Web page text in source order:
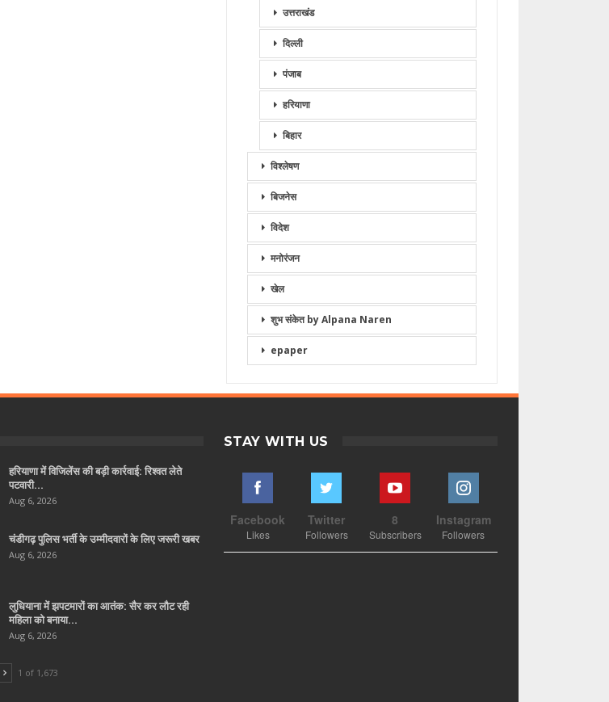
उत्तराखंड
दिल्ली
पंजाब
हरियाणा
बिहार
विश्लेषण
बिजनेस
विदेश
मनोरंजन
खेल
शुभ संकेत by Alpana Naren
epaper
हरियाणा में विजिलेंस की बड़ी कार्रवाई: रिश्वत लेते
पटवारी…
Aug 6, 2026
चंडीगढ़ पुलिस भर्ती के उम्मीदवारों के लिए जरूरी खबर
Aug 6, 2026
लुधियाना में झपटमारों का आतंक: सैर कर लौट रही
महिला को बनाया…
Aug 6, 2026
1 of 1,673
STAY WITH US
Facebook
Likes
Twitter
Followers
8
Subscribers
Instagram
Followers